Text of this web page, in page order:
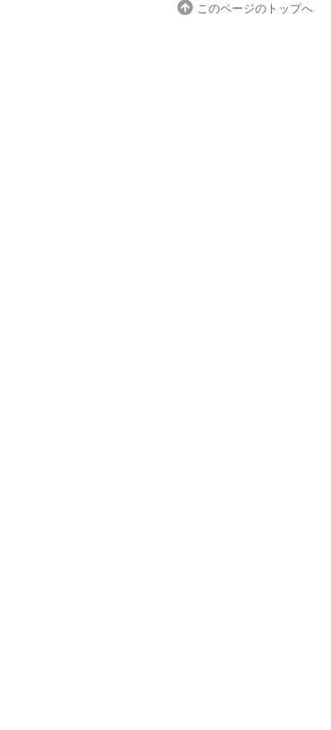
このページのトップへ